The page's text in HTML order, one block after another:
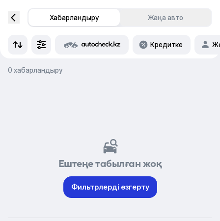
Хабарландыру Жаңа авто
Кредитке
0 хабарландыру
Ештеңе табылған жоқ
Фильтрлерді өзгерту